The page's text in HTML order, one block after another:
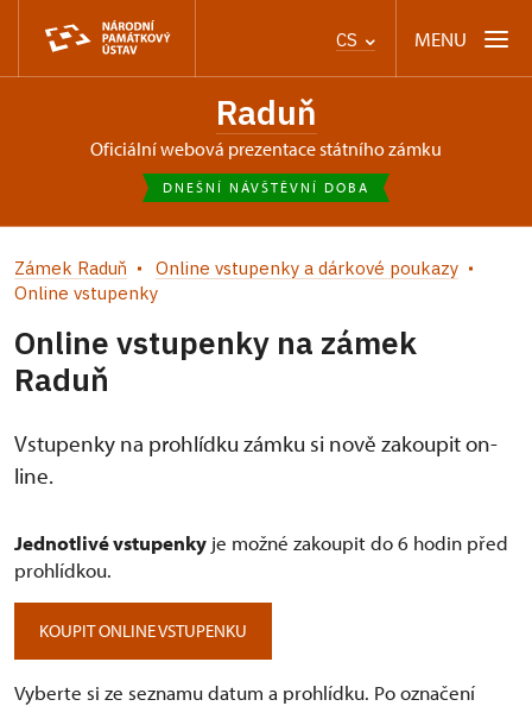
CS MENU
Raduň
oficiální webová prezentace státního zámku
DNEŠNÍ NÁVŠTĚVNÍ DOBA
Zámek Raduň
Online vstupenky a dárkové poukazy
Online vstupenky
Online vstupenky na zámek
Raduň
Vstupenky na prohlídku zámku si nově zakoupit on-
line.
Jednotlivé vstupenky je možné zakoupit do 6 hodin před
prohlídkou.
KOUPIT ONLINE VSTUPENKU
Vyberte si ze seznamu datum a prohlídku. Po označení